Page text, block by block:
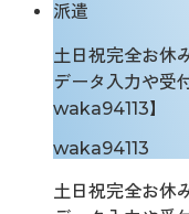
派遣
土日祝完全お
データ入力や受
waka94113】
waka94113
土日祝完全お